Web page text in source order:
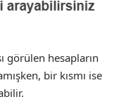
görülen hesapların
bir kısmı ise